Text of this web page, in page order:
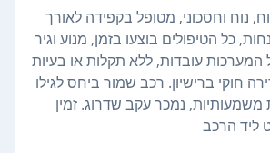
נוח וחסכוני, מטופל בקפידה לאורך
כל הטיפולים בוצעו בזמן, מנוע וגיר
המערכות עובדות, ללא תקלות או בעיות
חוקי ברישיון. רכב שמור ביחס לגילו
משמעותיות, נמכר עקב שדרוג. זמין
ליד הרכב